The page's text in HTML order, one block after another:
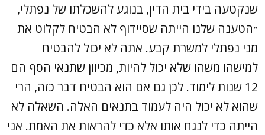
שנקטעה בידי בית הדין, בנוגע להשכלתו של נפתלי,
״הטענה שלנו הייתה שסיידוף לא הבטיח לקלוט את
מני נפתלי למשרת קבע. אתה לא יכול להבטיח
למישהו משהו שלא יכול להיות, מכיוון שתנאי הסף הם
12 שנות לימוד. לכן גם אם הוא הבטיח דבר כזה, הרי
שהוא לא יכול היה לעמוד בתנאים האלה. השאלה לא
הייתה כדי לנגח אותו אלא כדי להראות את האמת. אני